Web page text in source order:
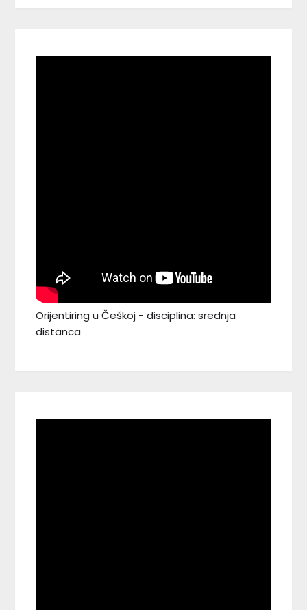
Orijentiring u Češkoj - disciplina: srednja
distanca